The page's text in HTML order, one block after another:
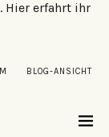
Hier erfahrt ihr
BLOG-ANSICHT